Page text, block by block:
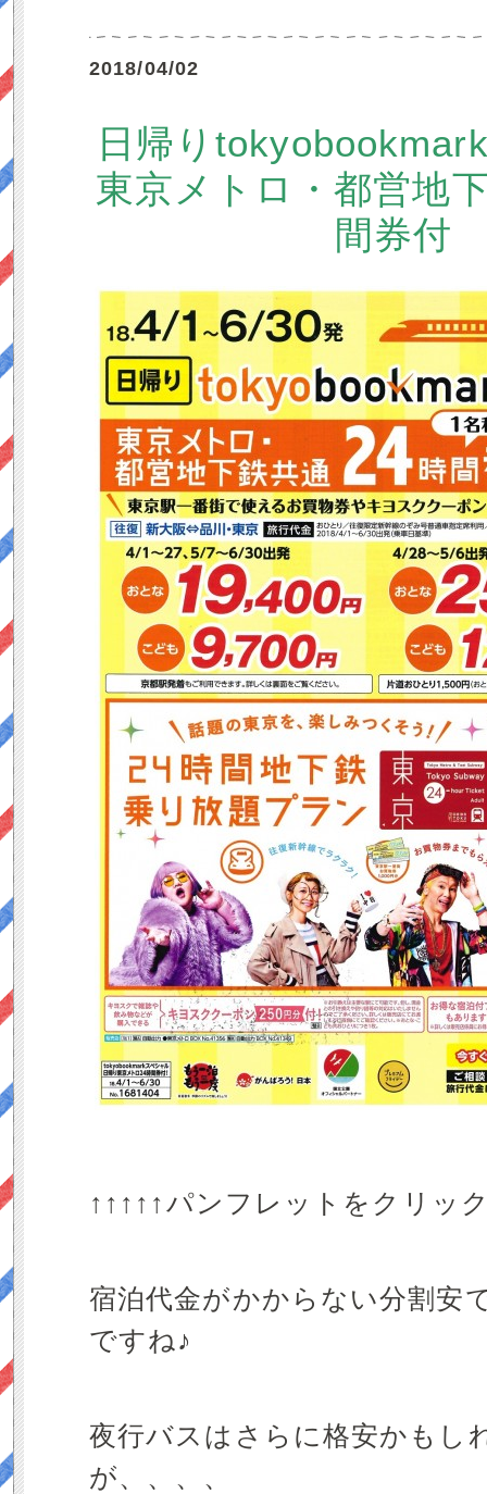
2018/04/02
日帰り
東京メトロ・都営地
間券付
↑↑↑↑↑パンフレットをクリッ
宿泊代金がかからない分割安
ですね♪
夜行バスはさらに格安かもし
が、